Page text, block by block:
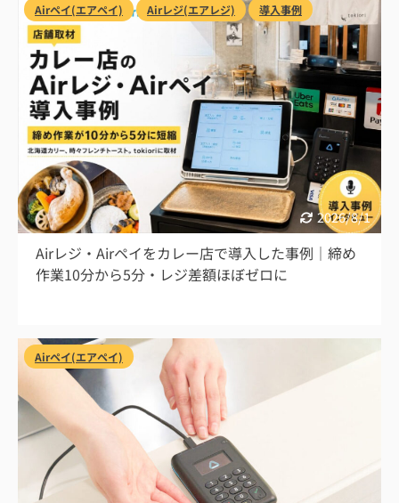
2026/8/1
Airペイ(エアペイ) Airレジ(エアレジ) 導入事例
Airレジ・Airペイをカレー店で導入した事例｜締め
作業10分から5分・レジ差額ほぼゼロに
Airペイ(エアペイ)